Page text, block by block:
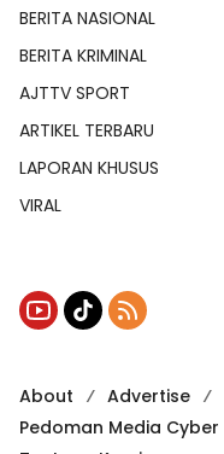
BERITA NASIONAL
BERITA KRIMINAL
AJTTV SPORT
ARTIKEL TERBARU
LAPORAN KHUSUS
VIRAL
About Advertise
Pedoman Media Cyber